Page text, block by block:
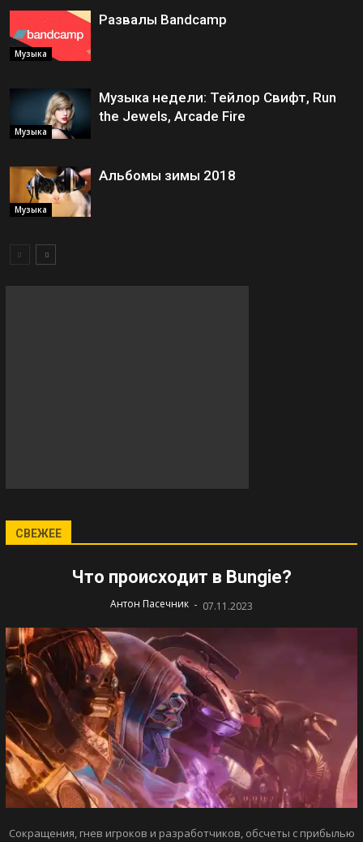
Музыка
Развалы Bandcamp
Музыка
Музыка недели: Тейлор Свифт, Run
the Jewels, Arcade Fire
Музыка
Альбомы зимы 2018
СВЕЖЕЕ
Что происходит в Bungie?
Антон Пасечник - 07.11.2023
Сокращения, гнев игроков и разработчиков, обсчеты с прибылью